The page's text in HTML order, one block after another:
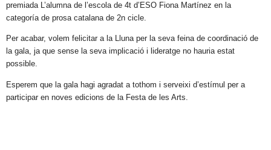
premiada L’alumna de l’escola de 4t d’ESO Fiona Martínez en la
categoría de prosa catalana de 2n cicle.
Per acabar, volem felicitar a la Lluna per la seva feina de coordinació de
la gala, ja que sense la seva implicació i lideratge no hauria estat
possible.
Esperem que la gala hagi agradat a tothom i serveixi d’estímul per a
participar en noves edicions de la Festa de les Arts.